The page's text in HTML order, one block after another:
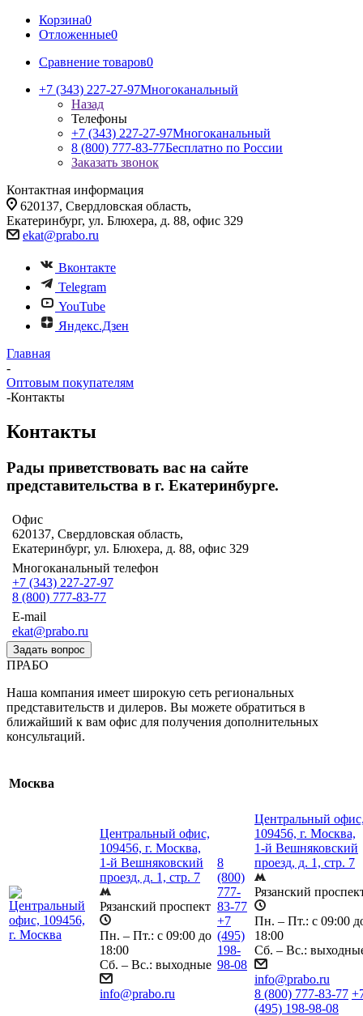
Корзина0
Отложенные0
Сравнение товаров0
+7 (343) 227-27-97Многоканальный
Назад
Телефоны
+7 (343) 227-27-97Многоканальный
8 (800) 777-83-77Бесплатно по России
Заказать звонок
Контактная информация
620137, Свердловская область,
Екатеринбург, ул. Блюхера, д. 88, офис 329
ekat@prabo.ru
Вконтакте
Telegram
YouTube
Яндекс.Дзен
Главная
-
Оптовым покупателям
-Контакты
Контакты
Рады приветствовать вас на сайте
представительства в г. Екатеринбурге.
Офис
620137, Свердловская область,
Екатеринбург, ул. Блюхера, д. 88, офис 329
Многоканальный телефон
+7 (343) 227-27-97
8 (800) 777-83-77
E-mail
ekat@prabo.ru
Задать вопрос
ПРАБО
Наша компания имеет широкую сеть региональных
представительств и дилеров. Вы можете обратиться в
ближайший к вам офис для получения дополнительных
консультаций.
Москва
Центральный офис,
109456, г. Москва,
1-й Вешняковский
проезд, д. 1, стр. 7
Рязанский проспект
Пн. – Пт.: с 09:00 до
18:00
Сб. – Вс.: выходные
info@prabo.ru
8
(800)
777-
83-77
+7
(495)
198-
98-08
Центральный
109456, г. Москва,
1-й Вешняковский
проезд, д. 1, стр. 7
Рязанский
Пн. – Пт.: с 09:00
18:00
Сб. – Вс.:
info@prabo.ru
8 (800) 777-83-77
(495) 198-98-08